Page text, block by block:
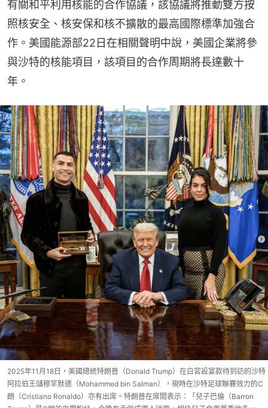
有關和平利用核能的合作協議，該協議將推動雙方按
照核安全、核安保和核不擴散的最高國際標準加強合
作。美國能源部22日在相關聲明中說，美國企業將參
與沙特的核能項目，該項目的合作周期將長達數十
年。
2025年11月18日，美國總統特朗普（Donald Trump）在白宮設宴款待到訪的沙特
阿拉伯王儲穆罕默德（Mohammed bin Salman），現時在沙特足球聯賽效力的C
朗（Cristiano Ronaldo）亦有出席。特朗普在席間表示：「兒子巴倫（Barron